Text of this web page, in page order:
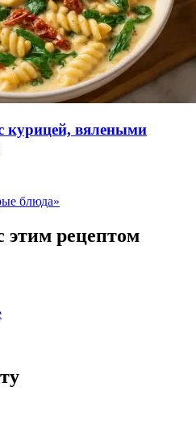
курицей, вялеными
блюда»
этим рецептом